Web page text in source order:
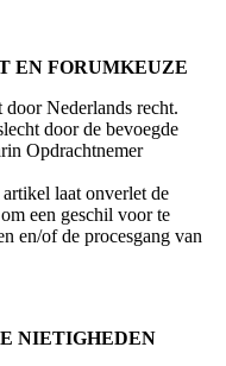
EN FORUMKEUZE
Nederlands recht.
door de bevoegde
Opdrachtnemer
laat onverlet de
een geschil voor te
en/of de procesgang van
NIETIGHEDEN